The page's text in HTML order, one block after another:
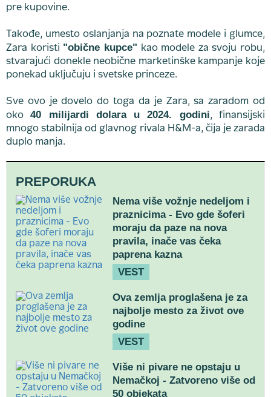
pre kupovine.
Takođe, umesto oslanjanja na poznate modele i glumce,
Zara koristi "obične kupce" kao modele za svoju robu,
stvarajući donekle neobične marketinške kampanje koje
ponekad uključuju i svetske princeze.
Sve ovo je dovelo do toga da je Zara, sa zaradom od
oko40 milijardi dolara u 2024. godini, finansijski
mnogo stabilnija od glavnog rivala H&M-a, čija je zarada
duplo manja.
PREPORUKA
Nema više vožnje nedeljom i
praznicima - Evo gde šoferi
moraju da paze na nova
pravila, inače vas čeka
paprena kazna
VEST
Ova zemlja proglašena je za
najbolje mesto za život ove
godine
VEST
Više ni pivare ne opstaju u
Nemačkoj - Zatvoreno više od
50 objekata